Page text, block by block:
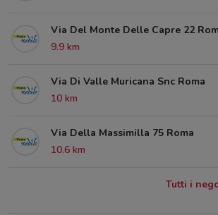
Via Del Monte Delle Capre 22
9.9 km
Via Di Valle Muricana Snc Roma
10 km
Via Della Massimilla 75 Roma
10.6 km
Tutti i